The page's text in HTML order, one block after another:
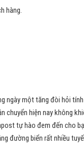
hàng.
ngày một tăng đòi hỏi
chuyển hiện nay không
tự hào đem đến cho
đường biển rất nhiều